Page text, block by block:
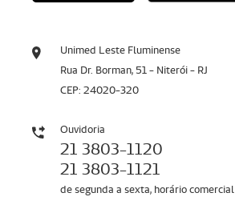
Unimed Leste Fluminense
Rua Dr. Borman, 51 - Niterói - RJ
CEP: 24020-320
Ouvidoria
21 3803-1120
21 3803-1121
de segunda a sexta, horário comercial